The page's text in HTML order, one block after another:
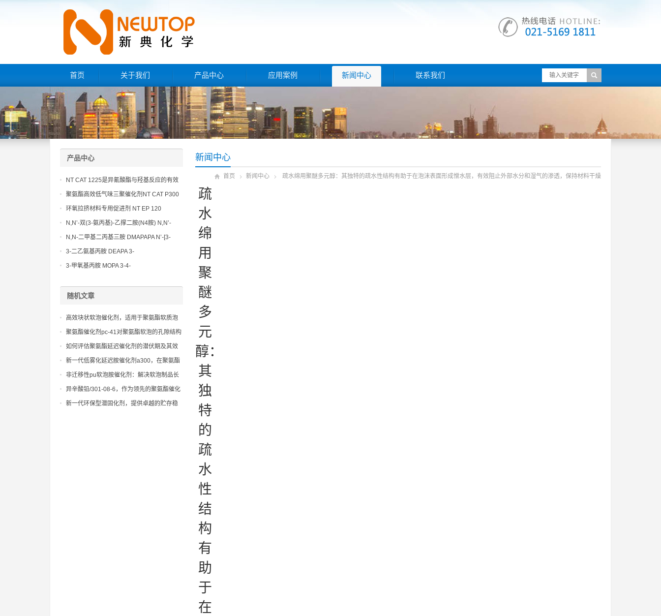
首页 关于我们 产品中心 应用案例 新闻中心 联系我们
新闻中心
首页 新闻中心 疏水绵用聚醚多元醇：其独特的疏水性结构有助于在泡沫表面形成憎水层，有效阻止外部水分和湿气的渗透，保持材料干燥
疏
水
绵
用
聚
醚
多
元
醇：
其
独
特
的
疏
水
性
结
构
有
助
于
在
产品中心
NT CAT 1225是异氰酸酯与羟基反应的有效
催化剂
聚氨酯高效低气味三聚催化剂NT CAT P300
环氧拉挤材料专用促进剂 NT EP 120
N,N’-双(3-氨丙基)-乙撑二胺(N4胺) N,N’-
Bis(3-aminopropyl)-ethylenediamine CAS
No10563-26-5
N,N-二甲基二丙基三胺 DMAPAPA N’-[3-
(dimethylamino)propyllpropane-1,3-
diamine CAS No10563-29-8
3-二乙氨基丙胺 DEAPA 3-
(Diethylamino)propylamine CAS No 104-
3-甲氧基丙胺 MOPA 3-4-
随机文章
高效块状软泡催化剂，适用于聚氨酯软质泡
沫的大规模生产
聚氨酯催化剂pc-41对聚氨酯软泡的孔隙结构
和物理机械性能的影响
如何评估聚氨酯延迟催化剂的潜伏期及其效
果
新一代低雾化延迟胺催化剂a300，在聚氨酯
发泡过程中减少挥发性物质
非迁移性pu软泡胺催化剂：解决软泡制品长
期使用中的雾化和表面污染问题。
异辛酸铅/301-08-6，作为领先的聚氨酯催化
剂，助力新材料研发，拓宽应用领域
新一代环保型潜固化剂，提供卓越的贮存稳